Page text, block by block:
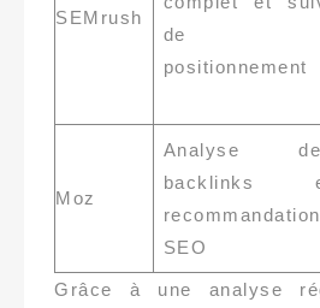
SEMrush
de
positionnement
Moz
Analyse
backlinks
SEO
Grâce à une analyse